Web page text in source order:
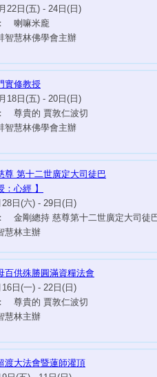
22日(五) - 24日(日)
喇嘛米龐
智慧林佛學會主辦
實修教授
18日(五) - 20日(日)
尊貴的 賈敦仁波切
智慧林佛學會主辦
尊 第十二世廣定大司徒巴
：心經 】
日(六) - 29日(日)
金剛總持 慈尊第十二世廣定大司徒
慧林主辦
百供殊勝圓滿資糧法會
日(一) - 22日(日)
尊貴的 賈敦仁波切
慧林主辦
渡大法會暨蓮師灌頂